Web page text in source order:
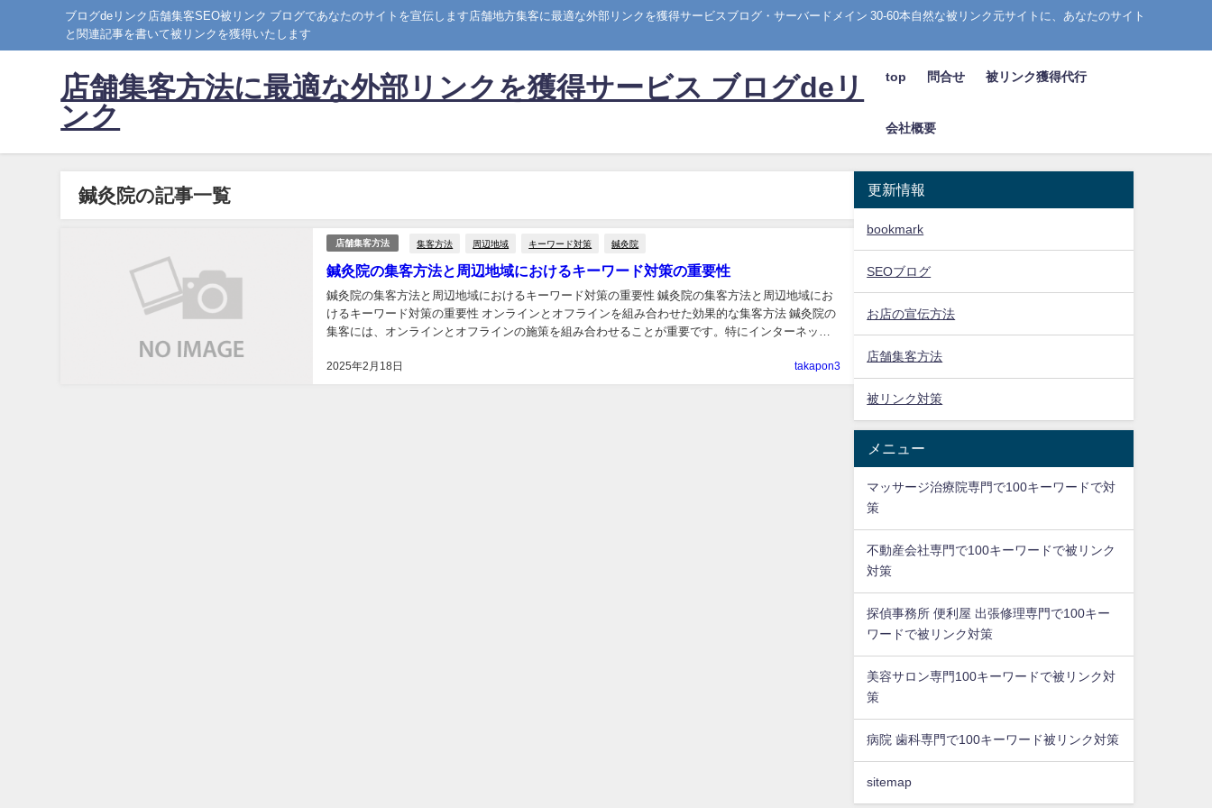
ブログdeリンク店舗集客SEO被リンク ブログであなたのサイトを宣伝します店舗地方集客に最適な外部リンクを獲得サービスブログ・サーバードメイン 30-60本自然な被リンク元サイトに、あなたのサイト
と関連記事を書いて被リンクを獲得いたします
店舗集客方法に最適な外部リンクを獲得サービス ブログdeリ
ンク
top 問合せ 被リンク獲得代行
会社概要
鍼灸院の記事一覧
店舗集客方法 集客方法 周辺地域 キーワード対策 鍼灸院
鍼灸院の集客方法と周辺地域におけるキーワード対策の重要性
2025年2月18日
鍼灸院の集客方法と周辺地域におけるキーワード対策の重要性 鍼灸院の集客方法と周辺地域にお
けるキーワード対策の重要性 オンラインとオフラインを組み合わせた効果的な集客方法 鍼灸院の
集客には、オンラインとオフラインの施策を組み合わせることが重要です。特にインターネット
takapon3
更新情報
bookmark
SEOブログ
お店の宣伝方法
店舗集客方法
被リンク対策
メニュー
マッサージ治療院専門で100キーワードで対
策
不動産会社専門で100キーワードで被リンク
対策
探偵事務所 便利屋 出張修理専門で100キー
ワードで被リンク対策
美容サロン専門100キーワードで被リンク対
策
病院 歯科専門で100キーワード被リンク対策
sitemap